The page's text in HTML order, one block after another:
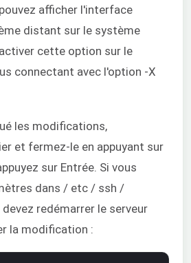
afficher l'interface
distant sur le système
cette option sur le
connectant avec l'option -X
les modifications,
et fermez-le en appuyant sur
sur Entrée. Si vous
dans / etc / ssh /
redémarrer le serveur
la modification :